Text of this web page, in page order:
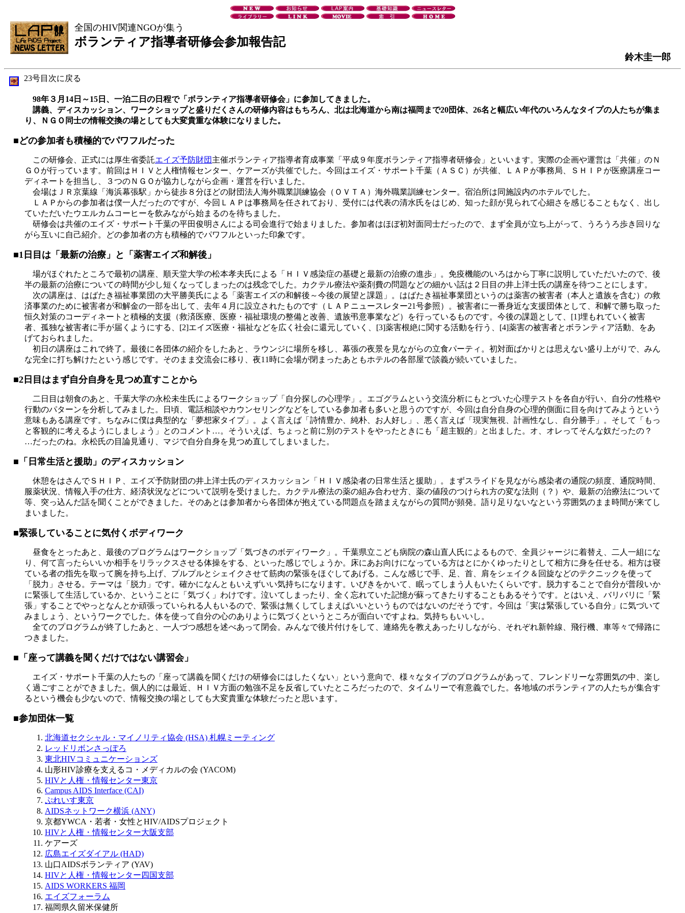
全国のHIV関連NGOが集う
ボランティア指導者研修会参加報告記
鈴木圭一郎
23号目次に戻る
98年３月14日～15日、一泊二日の日程で「ボランティア指導者研修会」に参加してきました。
講義、ディスカッション、ワークショップと盛りだくさんの研修内容はもちろん、北は北海道から南は福岡まで20団体、26名と幅広い年代のいろんなタイプの人たちが集ま
り、ＮＧＯ同士の情報交換の場としても大変貴重な体験になりました。
■どの参加者も積極的でパワフルだった
この研修会、正式には厚生省委託エイズ予防財団 主催ボランティア指導者育成事業「平成９年度ボランティア指導者研修会」といいます。実際の企画や運営は「共催」のＮ
ＧＯが行っています。前回はＨＩＶと人権情報センター、ケアーズが共催でした。今回はエイズ・サポート千葉（ＡＳＣ）が共催、ＬＡＰが事務局、ＳＨＩＰが医療講座コー
ディネートを担当し、３つのＮＧＯが協力しながら企画・運営を行いました。
会場はＪＲ京葉線「海浜幕張駅」から徒歩８分ほどの財団法人海外職業訓練協会（ＯＶＴＡ）海外職業訓練センター。宿泊所は同施設内のホテルでした。
ＬＡＰからの参加者は僕一人だったのですが、今回ＬＡＰは事務局を任されており、受付には代表の清水氏をはじめ、知った顔が見られて心細さを感じることもなく、出し
ていただいたウエルカムコーヒーを飲みながら始まるのを待ちました。
研修会は共催のエイズ・サポート千葉の平田俊明さんによる司会進行で始まりました。参加者はほぼ初対面同士だったので、まず全員が立ち上がって、うろうろ歩き回りな
がら互いに自己紹介。どの参加者の方も積極的でパワフルといった印象です。
■1日目は「最新の治療」と「薬害エイズ和解後」
場がほぐれたところで最初の講座、順天堂大学の松本孝夫氏による「ＨＩＶ感染症の基礎と最新の治療の進歩」。免疫機能のいろはから丁寧に説明していただいたので、後
半の最新の治療についての時間が少し短くなってしまったのは残念でした。カクテル療法や薬剤費の問題などの細かい話は２日目の井上洋士氏の講座を待つことにします。
次の講座は、はばたき福祉事業団の大平勝美氏による「薬害エイズの和解後～今後の展望と課題」。はばたき福祉事業団というのは薬害の被害者（本人と遺族を含む）の救
済事業のために被害者が和解金の一部を出して、去年４月に設立されたものです（ＬＡＰニュースレター21号参照）。被害者に一番身近な支援団体として、和解で勝ち取った
恒久対策のコーディネートと積極的支援（救済医療、医療・福祉環境の整備と改善、遺族弔意事業など）を行っているものです。今後の課題として、[1]埋もれていく被害
者、孤独な被害者に手が届くようにする、[2]エイズ医療・福祉などを広く社会に還元していく、[3]薬害根絶に関する活動を行う、[4]薬害の被害者とボランティア活動、をあ
げておられました。
初日の講座はこれで終了。最後に各団体の紹介をしたあと、ラウンジに場所を移し、幕張の夜景を見ながらの立食パーティ。初対面ばかりとは思えない盛り上がりで、みん
な完全に打ち解けたという感じです。そのまま交流会に移り、夜11時に会場が閉まったあともホテルの各部屋で談義が続いていました。
■2日目はまず自分自身を見つめ直すことから
二日目は朝食のあと、千葉大学の永松未生氏によるワークショップ「自分探しの心理学」。エゴグラムという交流分析にもとづいた心理テストを各自が行い、自分の性格や
行動のパターンを分析してみました。日頃、電話相談やカウンセリングなどをしている参加者も多いと思うのですが、今回は自分自身の心理的側面に目を向けてみようという
意味もある講座です。ちなみに僕は典型的な「夢想家タイプ」。よく言えば「詩情豊か、純朴、お人好し」、悪く言えば「現実無視、計画性なし、自分勝手」。そして「もっ
と客観的に考えるようにしましょう」とのコメント…。そういえば、ちょっと前に別のテストをやったときにも「超主観的」と出ました。オ、オレってそんな奴だったの？
…だったのね。永松氏の目論見通り、マジで自分自身を見つめ直してしまいました。
■「日常生活と援助」のディスカッション
休憩をはさんでＳＨＩＰ、エイズ予防財団の井上洋士氏のディスカッション「ＨＩＶ感染者の日常生活と援助」。まずスライドを見ながら感染者の通院の頻度、通院時間、
服薬状況、情報入手の仕方、経済状況などについて説明を受けました。カクテル療法の薬の組み合わせ方、薬の値段のつけられ方の変な法則（？）や、最新の治療法について
等、突っ込んだ話を聞くことができました。そのあとは参加者から各団体が抱えている問題点を踏まえながらの質問が頻発。語り足りないなという雰囲気のまま時間が来てし
まいました。
■緊張していることに気付くボディワーク
昼食をとったあと、最後のプログラムはワークショップ「気づきのボディワーク」。千葉県立こども病院の森山直人氏によるもので、全員ジャージに着替え、二人一組にな
り、何て言ったらいいか相手をリラックスさせる体操をする、といった感じでしょうか。床にあお向けになっている方はとにかくゆったりとして相方に身を任せる。相方は寝
ている者の指先を取って腕を持ち上げ、プルプルとシェイクさせて筋肉の緊張をほぐしてあげる。こんな感じで手、足、首、肩をシェイク＆回旋などのテクニックを使って
「脱力」させる。テーマは「脱力」です。確かになんともいえずいい気持ちになります。いびきをかいて、眠ってしまう人もいたくらいです。脱力することで自分が普段いか
に緊張して生活しているか、ということに「気づく」わけです。泣いてしまったり、全く忘れていた記憶が蘇ってきたりすることもあるそうです。とはいえ、バリバリに「緊
張」することでやっとなんとか頑張っていられる人もいるので、緊張は無くしてしまえばいいというものではないのだそうです。今回は「実は緊張している自分」に気づいて
みましょう、というワークでした。体を使って自分の心のありように気づくというところが面白いですよね。気持ちもいいし。
全てのプログラムが終了したあと、一人づつ感想を述べあって閉会。みんなで後片付けをして、連絡先を教えあったりしながら、それぞれ新幹線、飛行機、車等々で帰路に
つきました。
■「座って講義を聞くだけではない講習会」
エイズ・サポート千葉の人たちの「座って講義を聞くだけの研修会にはしたくない」という意向で、様々なタイプのプログラムがあって、フレンドリーな雰囲気の中、楽し
く過ごすことができました。個人的には最近、ＨＩＶ方面の勉強不足を反省していたところだったので、タイムリーで有意義でした。各地域のボランティアの人たちが集合す
るという機会も少ないので、情報交換の場としても大変貴重な体験だったと思います。
■参加団体一覧
北海道セクシャル・マイノリティ協会 (HSA) 札幌ミーティング
レッドリボンさっぽろ
東北HIVコミュニケーションズ
山形HIV診療を支えるコ・メディカルの会 (YACOM)
HIVと人権・情報センター東京
Campus AIDS Interface (CAI)
ぷれいす東京
AIDSネットワーク横浜 (ANY)
京都YWCA・若者・女性とHIV/AIDSプロジェクト
HIVと人権・情報センター大阪支部
ケアーズ
広島エイズダイアル (HAD)
山口AIDSボランティア (YAV)
HIVと人権・情報センター四国支部
AIDS WORKERS 福岡
エイズフォーラム
福岡県久留米保健所